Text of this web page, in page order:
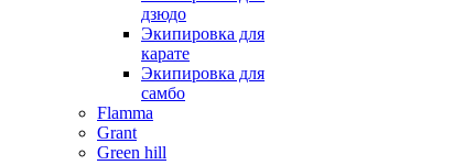
дзюдо
Экипировка для
карате
Экипировка для
самбо
Flamma
Grant
Green hill